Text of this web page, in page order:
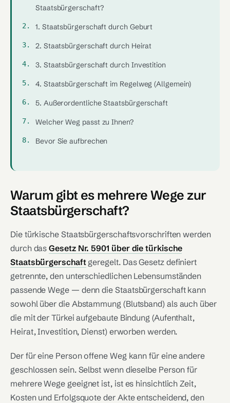
Staatsbürgerschaft?
1. Staatsbürgerschaft durch Geburt
2. Staatsbürgerschaft durch Heirat
3. Staatsbürgerschaft durch Investition
4. Staatsbürgerschaft im Regelweg (Allgemein)
5. Außerordentliche Staatsbürgerschaft
Welcher Weg passt zu Ihnen?
Bevor Sie aufbrechen
Warum gibt es mehrere Wege zur
Staatsbürgerschaft?
Die türkische Staatsbürgerschaftsvorschriften werden
durch dasGesetz Nr. 5901 über die türkische
Staatsbürgerschaftgeregelt. Das Gesetz definiert
getrennte, den unterschiedlichen Lebensumständen
passende Wege — denn die Staatsbürgerschaft kann
sowohl über die Abstammung (Blutsband) als auch über
die mit der Türkei aufgebaute Bindung (Aufenthalt,
Heirat, Investition, Dienst) erworben werden.
Der für eine Person offene Weg kann für eine andere
geschlossen sein. Selbst wenn dieselbe Person für
mehrere Wege geeignet ist, ist es hinsichtlich Zeit,
Kosten und Erfolgsquote der Akte entscheidend, den